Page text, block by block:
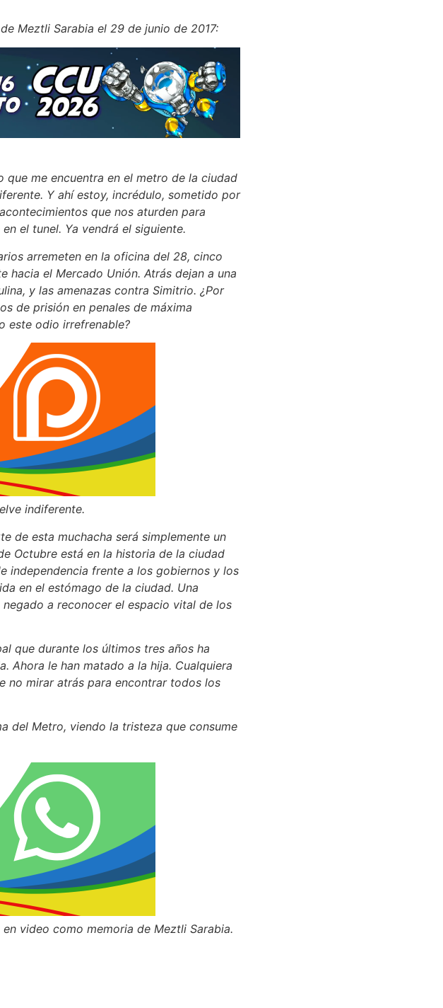
Meztli Sarabia el 29 de junio de 2017:
que me encuentra en el metro de la ciudad
Y ahí estoy, incrédulo, sometido por
que nos aturden para
el tunel. Ya vendrá el siguiente.
arremeten en la oficina del 28, cinco
hacia el Mercado Unión. Atrás dejan a una
y las amenazas contra Simitrio. ¿Por
de prisión en penales de máxima
este odio irrefrenable?
indiferente.
de esta muchacha será simplemente un
Octubre está en la historia de la ciudad
independencia frente a los gobiernos y los
en el estómago de la ciudad. Una
a reconocer el espacio vital de los
que durante los últimos tres años ha
Ahora le han matado a la hija. Cualquiera
no mirar atrás para encontrar todos los
del Metro, viendo la tristeza que consume
video como memoria de Meztli Sarabia.